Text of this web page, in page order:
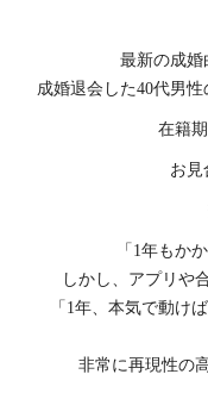
最新の成婚
成婚退会した40代男
在籍
お見
「1年もか
しかし、アプリや
「1年、本気で動け
非常に再現性の